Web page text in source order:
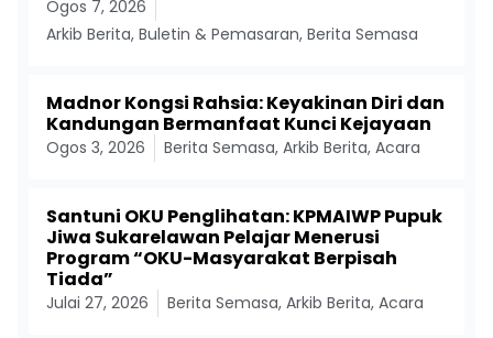
Ogos 7, 2026
Arkib Berita, Buletin & Pemasaran, Berita Semasa
Madnor Kongsi Rahsia: Keyakinan Diri dan
Kandungan Bermanfaat Kunci Kejayaan
Ogos 3, 2026 Berita Semasa, Arkib Berita, Acara
Santuni OKU Penglihatan: KPMAIWP Pupuk
Jiwa Sukarelawan Pelajar Menerusi
Program “OKU-Masyarakat Berpisah
Tiada”
Julai 27, 2026 Berita Semasa, Arkib Berita, Acara